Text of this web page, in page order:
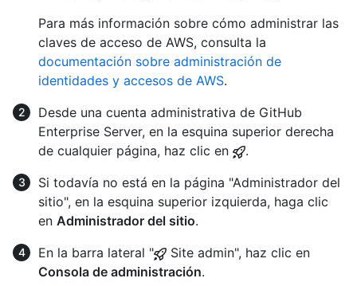
Para más información sobre cómo administrar las
claves de acceso de AWS, consulta la
documentación sobre administración de
identidades y accesos de AWS.
Desde una cuenta administrativa de GitHub
Enterprise Server, en la esquina superior derecha
de cualquier página, haz clic en
.
Si todavía no está en la página "Administrador del
sitio", en la esquina superior izquierda, haga clic
en Administrador del sitio.
En la barra lateral "
Site admin", haz clic en
Consola de administración.